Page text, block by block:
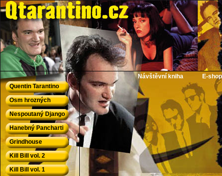
QTarantino.cz - Quentin Tarantino
Návštěvní kniha
E-shop
Quentin Tarantino
Osm hrozných
Nespoutaný Django
Hanebný Pancharti
Grindhouse
Kill Bill vol. 2
Kill Bill vol. 1